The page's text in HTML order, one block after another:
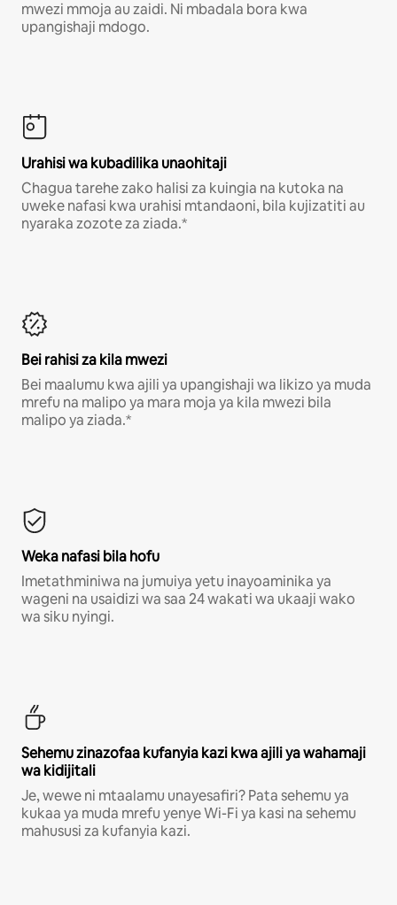
mwezi mmoja au zaidi. Ni mbadala bora kwa
upangishaji mdogo.
Urahisi wa kubadilika unaohitaji
Chagua tarehe zako halisi za kuingia na kutoka na
uweke nafasi kwa urahisi mtandaoni, bila kujizatiti au
nyaraka zozote za ziada.*
Bei rahisi za kila mwezi
Bei maalumu kwa ajili ya upangishaji wa likizo ya muda
mrefu na malipo ya mara moja ya kila mwezi bila
malipo ya ziada.*
Weka nafasi bila hofu
Imetathminiwa na jumuiya yetu inayoaminika ya
wageni na usaidizi wa saa 24 wakati wa ukaaji wako
wa siku nyingi.
Sehemu zinazofaa kufanyia kazi kwa ajili ya wahamaji
wa kidijitali
Je, wewe ni mtaalamu unayesafiri? Pata sehemu ya
kukaa ya muda mrefu yenye Wi-Fi ya kasi na sehemu
mahususi za kufanyia kazi.